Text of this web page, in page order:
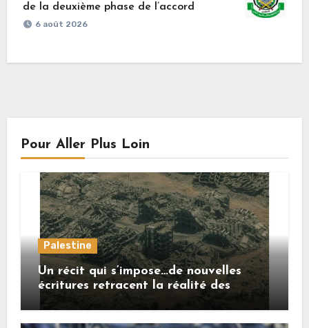
de la deuxième phase de l’accord
6 août 2026
Pour Aller Plus Loin
Palestine
Un récit qui s’impose…de nouvelles
écritures retracent la réalité des
crimes sionistes à Gaza